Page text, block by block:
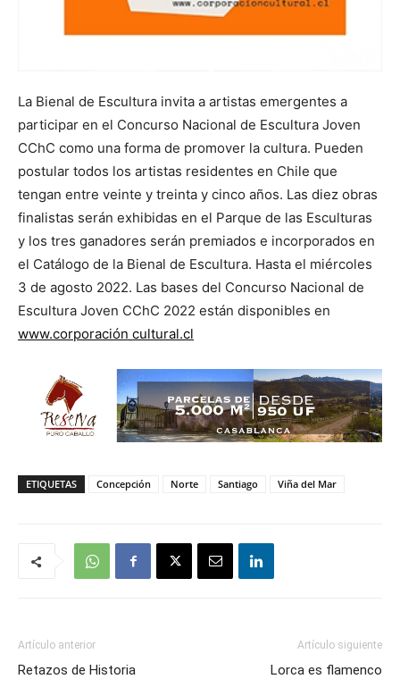
La Bienal de Escultura invita a artistas emergentes a
participar en el Concurso Nacional de Escultura Joven
CChC como una forma de promover la cultura. Pueden
postular todos los artistas residentes en Chile que
tengan entre veinte y treinta y cinco años. Las diez obras
finalistas serán exhibidas en el Parque de las Esculturas
y los tres ganadores serán premiados e incorporados en
el Catálogo de la Bienal de Escultura. Hasta el miércoles
3 de agosto 2022. Las bases del Concurso Nacional de
Escultura Joven CChC 2022 están disponibles en
www.corporación cultural.cl
ETIQUETAS Concepción Norte Santiago Viña del Mar
Artículo anterior
Retazos de Historia
Artículo siguiente
Lorca es flamenco